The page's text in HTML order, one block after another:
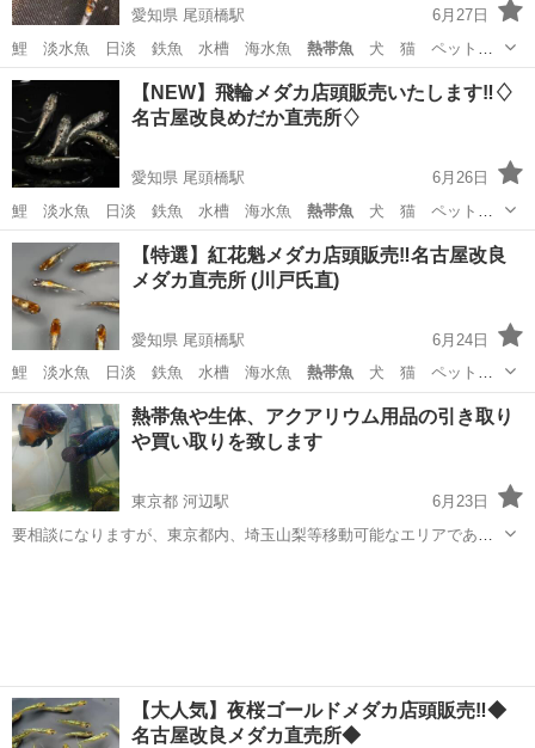
愛知県 尾頭橋駅
6月27日
鯉 淡水魚 日淡 鉄魚 水槽 海水魚 熱帯魚 犬 猫 ペット
水草 ビオトープ ア…
愛知 名古屋市 尾頭橋駅 その他のペット メダカ
【NEW】飛輪メダカ店頭販売いたします‼️♢
名古屋改良めだか直売所♢
愛知県 尾頭橋駅
6月26日
鯉 淡水魚 日淡 鉄魚 水槽 海水魚 熱帯魚 犬 猫 ペット
水草 ビオトープ ア…
愛知 名古屋市 尾頭橋駅 その他のペット メダカ
【特選】紅花魁メダカ店頭販売‼️名古屋改良
メダカ直売所 (川戸氏直)
愛知県 尾頭橋駅
6月24日
鯉 淡水魚 日淡 鉄魚 水槽 海水魚 熱帯魚犬 猫 ペット
水草 ビオトープ ア…
愛知 名古屋市 尾頭橋駅 その他のペット メダカ
熱帯魚や生体、アクアリウム用品の引き取り
や買い取りを致します
東京都 河辺駅
6月23日
要相談になりますが、東京都内、埼玉山梨等移動可能なエリアであれ
【大人気】夜桜ゴールドメダカ店頭販売‼️◆
名古屋改良メダカ直売所◆